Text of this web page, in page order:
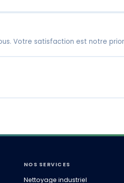
Votre satisfaction est notre
NOS SERVICES
Nettoyage industriel